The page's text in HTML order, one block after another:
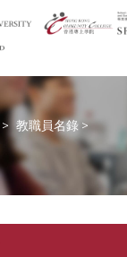
> 教職員名錄 >